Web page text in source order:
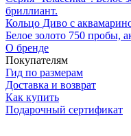
бриллиант.
Кольцо Диво с
Белое золото 750 пробы,
О бренде
Покупателям
Гид по размерам
Доставка и возврат
Как купить
Подарочный сертификат